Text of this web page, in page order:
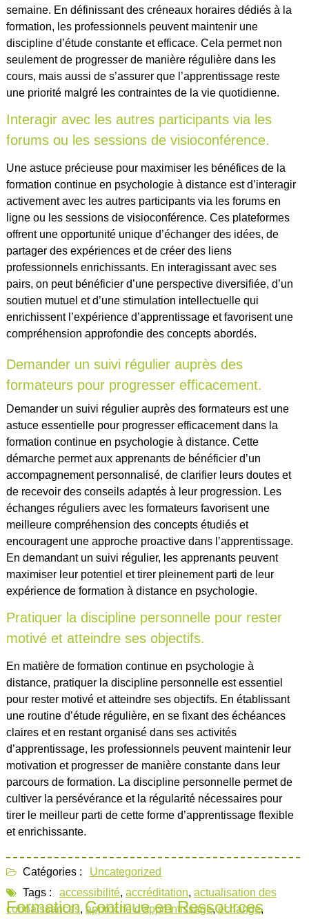
semaine. En définissant des créneaux horaires dédiés à la
formation, les professionnels peuvent maintenir une
discipline d’étude constante et efficace. Cela permet non
seulement de progresser de manière régulière dans les
cours, mais aussi de s’assurer que l’apprentissage reste
une priorité malgré les contraintes de la vie quotidienne.
Interagir avec les autres participants via les
forums ou les sessions de visioconférence.
Une astuce précieuse pour maximiser les bénéfices de la
formation continue en psychologie à distance est d’interagir
activement avec les autres participants via les forums en
ligne ou les sessions de visioconférence. Ces plateformes
offrent une opportunité unique d’échanger des idées, de
partager des expériences et de créer des liens
professionnels enrichissants. En interagissant avec ses
pairs, on peut bénéficier d’une perspective diversifiée, d’un
soutien mutuel et d’une stimulation intellectuelle qui
enrichissent l’expérience d’apprentissage et favorisent une
compréhension approfondie des concepts abordés.
Demander un suivi régulier auprès des
formateurs pour progresser efficacement.
Demander un suivi régulier auprès des formateurs est une
astuce essentielle pour progresser efficacement dans la
formation continue en psychologie à distance. Cette
démarche permet aux apprenants de bénéficier d’un
accompagnement personnalisé, de clarifier leurs doutes et
de recevoir des conseils adaptés à leur progression. Les
échanges réguliers avec les formateurs favorisent une
meilleure compréhension des concepts étudiés et
encouragent une approche proactive dans l’apprentissage.
En demandant un suivi régulier, les apprenants peuvent
maximiser leur potentiel et tirer pleinement parti de leur
expérience de formation à distance en psychologie.
Pratiquer la discipline personnelle pour rester
motivé et atteindre ses objectifs.
En matière de formation continue en psychologie à
distance, pratiquer la discipline personnelle est essentiel
pour rester motivé et atteindre ses objectifs. En établissant
une routine d’étude régulière, en se fixant des échéances
claires et en restant organisé dans ses activités
d’apprentissage, les professionnels peuvent maintenir leur
motivation et progresser de manière constante dans leur
parcours de formation. La discipline personnelle permet de
cultiver la persévérance et la régularité nécessaires pour
tirer le meilleur parti de cette forme d’apprentissage flexible
et enrichissante.
Catégories :
Uncategorized
Tags :
accessibilité, accréditation, actualisation des
connaissances, approche d'apprentissage,échange,
Formation Continue en Ressources